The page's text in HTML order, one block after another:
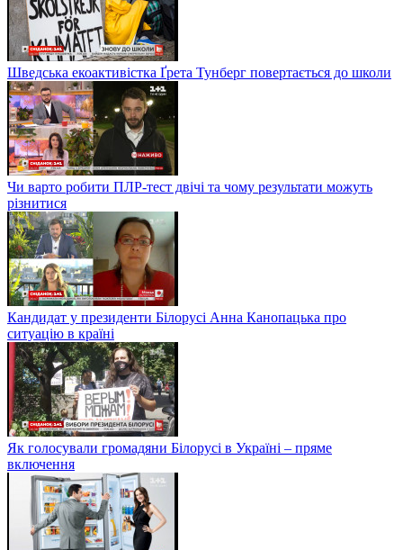
Шведська екоактивістка Ґрета Тунберг повертається до школи
Чи варто робити ПЛР-тест двічі та чому результати можуть
різнитися
Кандидат у президенти Білорусі Анна Канопацька про
ситуацію в країні
Як голосували громадяни Білорусі в Україні – пряме
включення